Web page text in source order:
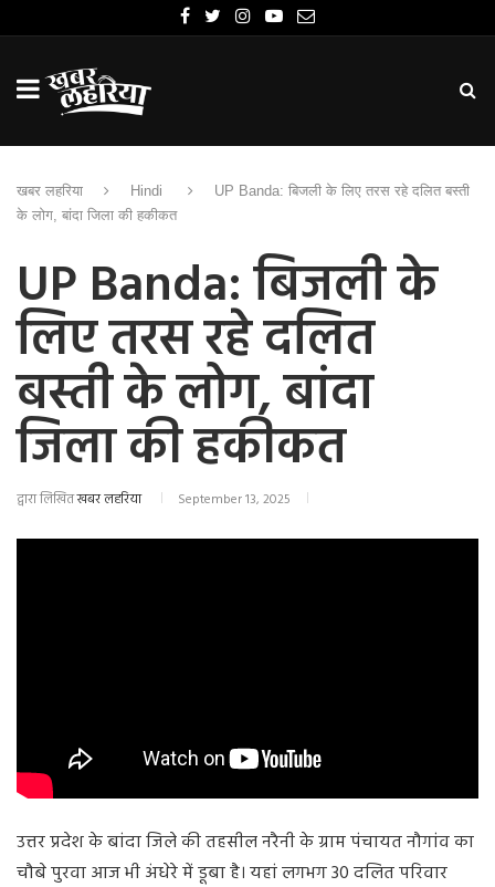
खबर लहरिया Hindi
UP Banda: बिजली के लिए तरस रहे दलित बस्ती
के लोग, बांदा जिला की हकीकत
UP Banda: बिजली के
लिए तरस रहे दलित
बस्ती के लोग, बांदा
जिला की हकीकत
द्वारा लिखितखबर लहरिया September 13, 2025
उत्तर प्रदेश के बांदा जिले की तहसील नरैनी के ग्राम पंचायत नौगांव का
चौबे पुरवा आज भी अंधेरे में डूबा है। यहां लगभग 30 दलित परिवार